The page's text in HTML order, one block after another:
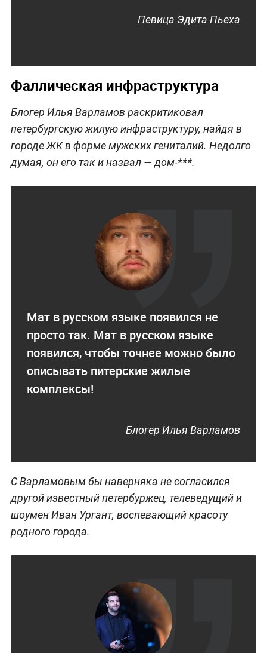
Певица Эдита Пьеха
Фаллическая инфраструктура
Блогер Илья Варламов раскритиковал
петербургскую жилую инфраструктуру, найдя в
городе ЖК в форме мужских гениталий. Недолго
думая, он его так и назвал — дом-***.
Мат в русском языке появился не
просто так. Мат в русском языке
появился, чтобы точнее можно было
описывать питерские жилые
комплексы!
Блогер Илья Варламов
С Варламовым бы наверняка не согласился
другой известный петербуржец, телеведущий и
шоумен Иван Ургант, воспевающий красоту
родного города.